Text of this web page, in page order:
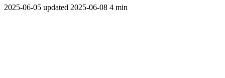
2025-06-05 updated 2025-06-08 4 min